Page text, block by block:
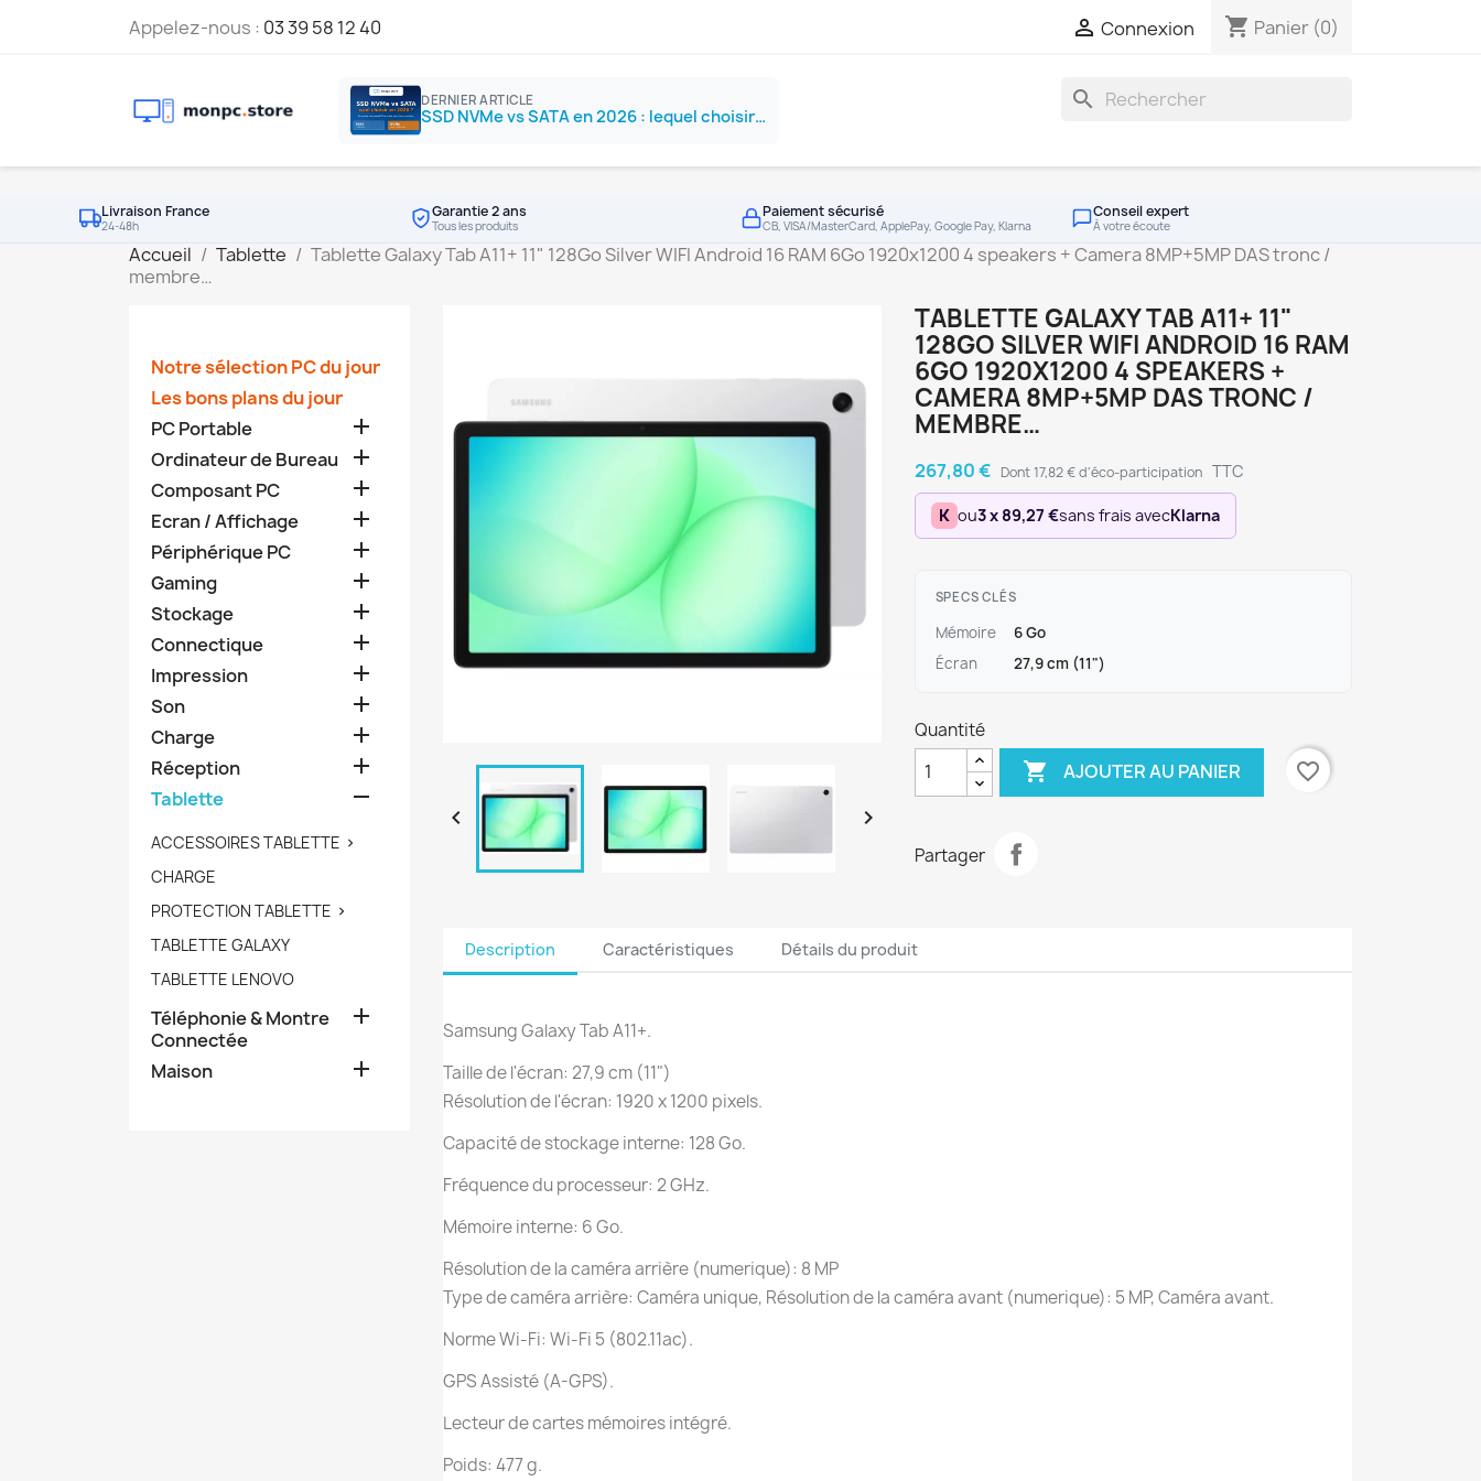
Appelez-nous : 03 39 58 12 40  Connexion shopping_cart Panier (0)
DERNIER ARTICLE
SSD NVMe vs SATA en 2026 : lequel choisir ?
search
Livraison France
24-48h
Garantie 2 ans
Tous les produits
Paiement sécurisé
CB, VISA/MasterCard, ApplePay, Google Pay, Klarna
Conseil expert
À votre écoute
Accueil Tablette
Tablette Galaxy Tab A11+ 11" 128Go Silver WIFI Android 16 RAM 6Go 1920x1200 4 speakers + Camera 8MP+5MP DAS tronc /
membre…
Notre sélection PC du jour
Les bons plans du jour
PC Portable

Ordinateur de Bureau 
Composant PC 
Ecran / Affichage 
Périphérique PC 
Gaming 
Stockage 
Connectique 
Impression 
Son 
Charge 
Réception 
Tablette 
ACCESSOIRES TABLETTE 
CHARGE
PROTECTION TABLETTE 
TABLETTE GALAXY
TABLETTE LENOVO
Téléphonie & Montre
Connectée

Maison 
 
TABLETTE GALAXY TAB A11+ 11"
128GO SILVER WIFI ANDROID 16 RAM
6GO 1920X1200 4 SPEAKERS +
CAMERA 8MP+5MP DAS TRONC /
MEMBRE…
267,80 € Dont 17,82 € d'éco-participation TTC
K ou3 x 89,27 €sans frais avecKlarna
SPECS CLÉS
Mémoire
6 Go
Écran
27,9 cm (11")
Quantité
 AJOUTER AU PANIER favorite_border
Partager
Description Caractéristiques Détails du produit
Samsung Galaxy Tab A11+.
Taille de l'écran: 27,9 cm (11")
Résolution de l'écran: 1920 x 1200 pixels.
Capacité de stockage interne: 128 Go.
Fréquence du processeur: 2 GHz.
Mémoire interne: 6 Go.
Résolution de la caméra arrière (numerique): 8 MP
Type de caméra arrière: Caméra unique, Résolution de la caméra avant (numerique): 5 MP, Caméra avant.
Norme Wi-Fi: Wi-Fi 5 (802.11ac).
GPS Assisté (A-GPS).
Lecteur de cartes mémoires intégré.
Poids: 477 g.